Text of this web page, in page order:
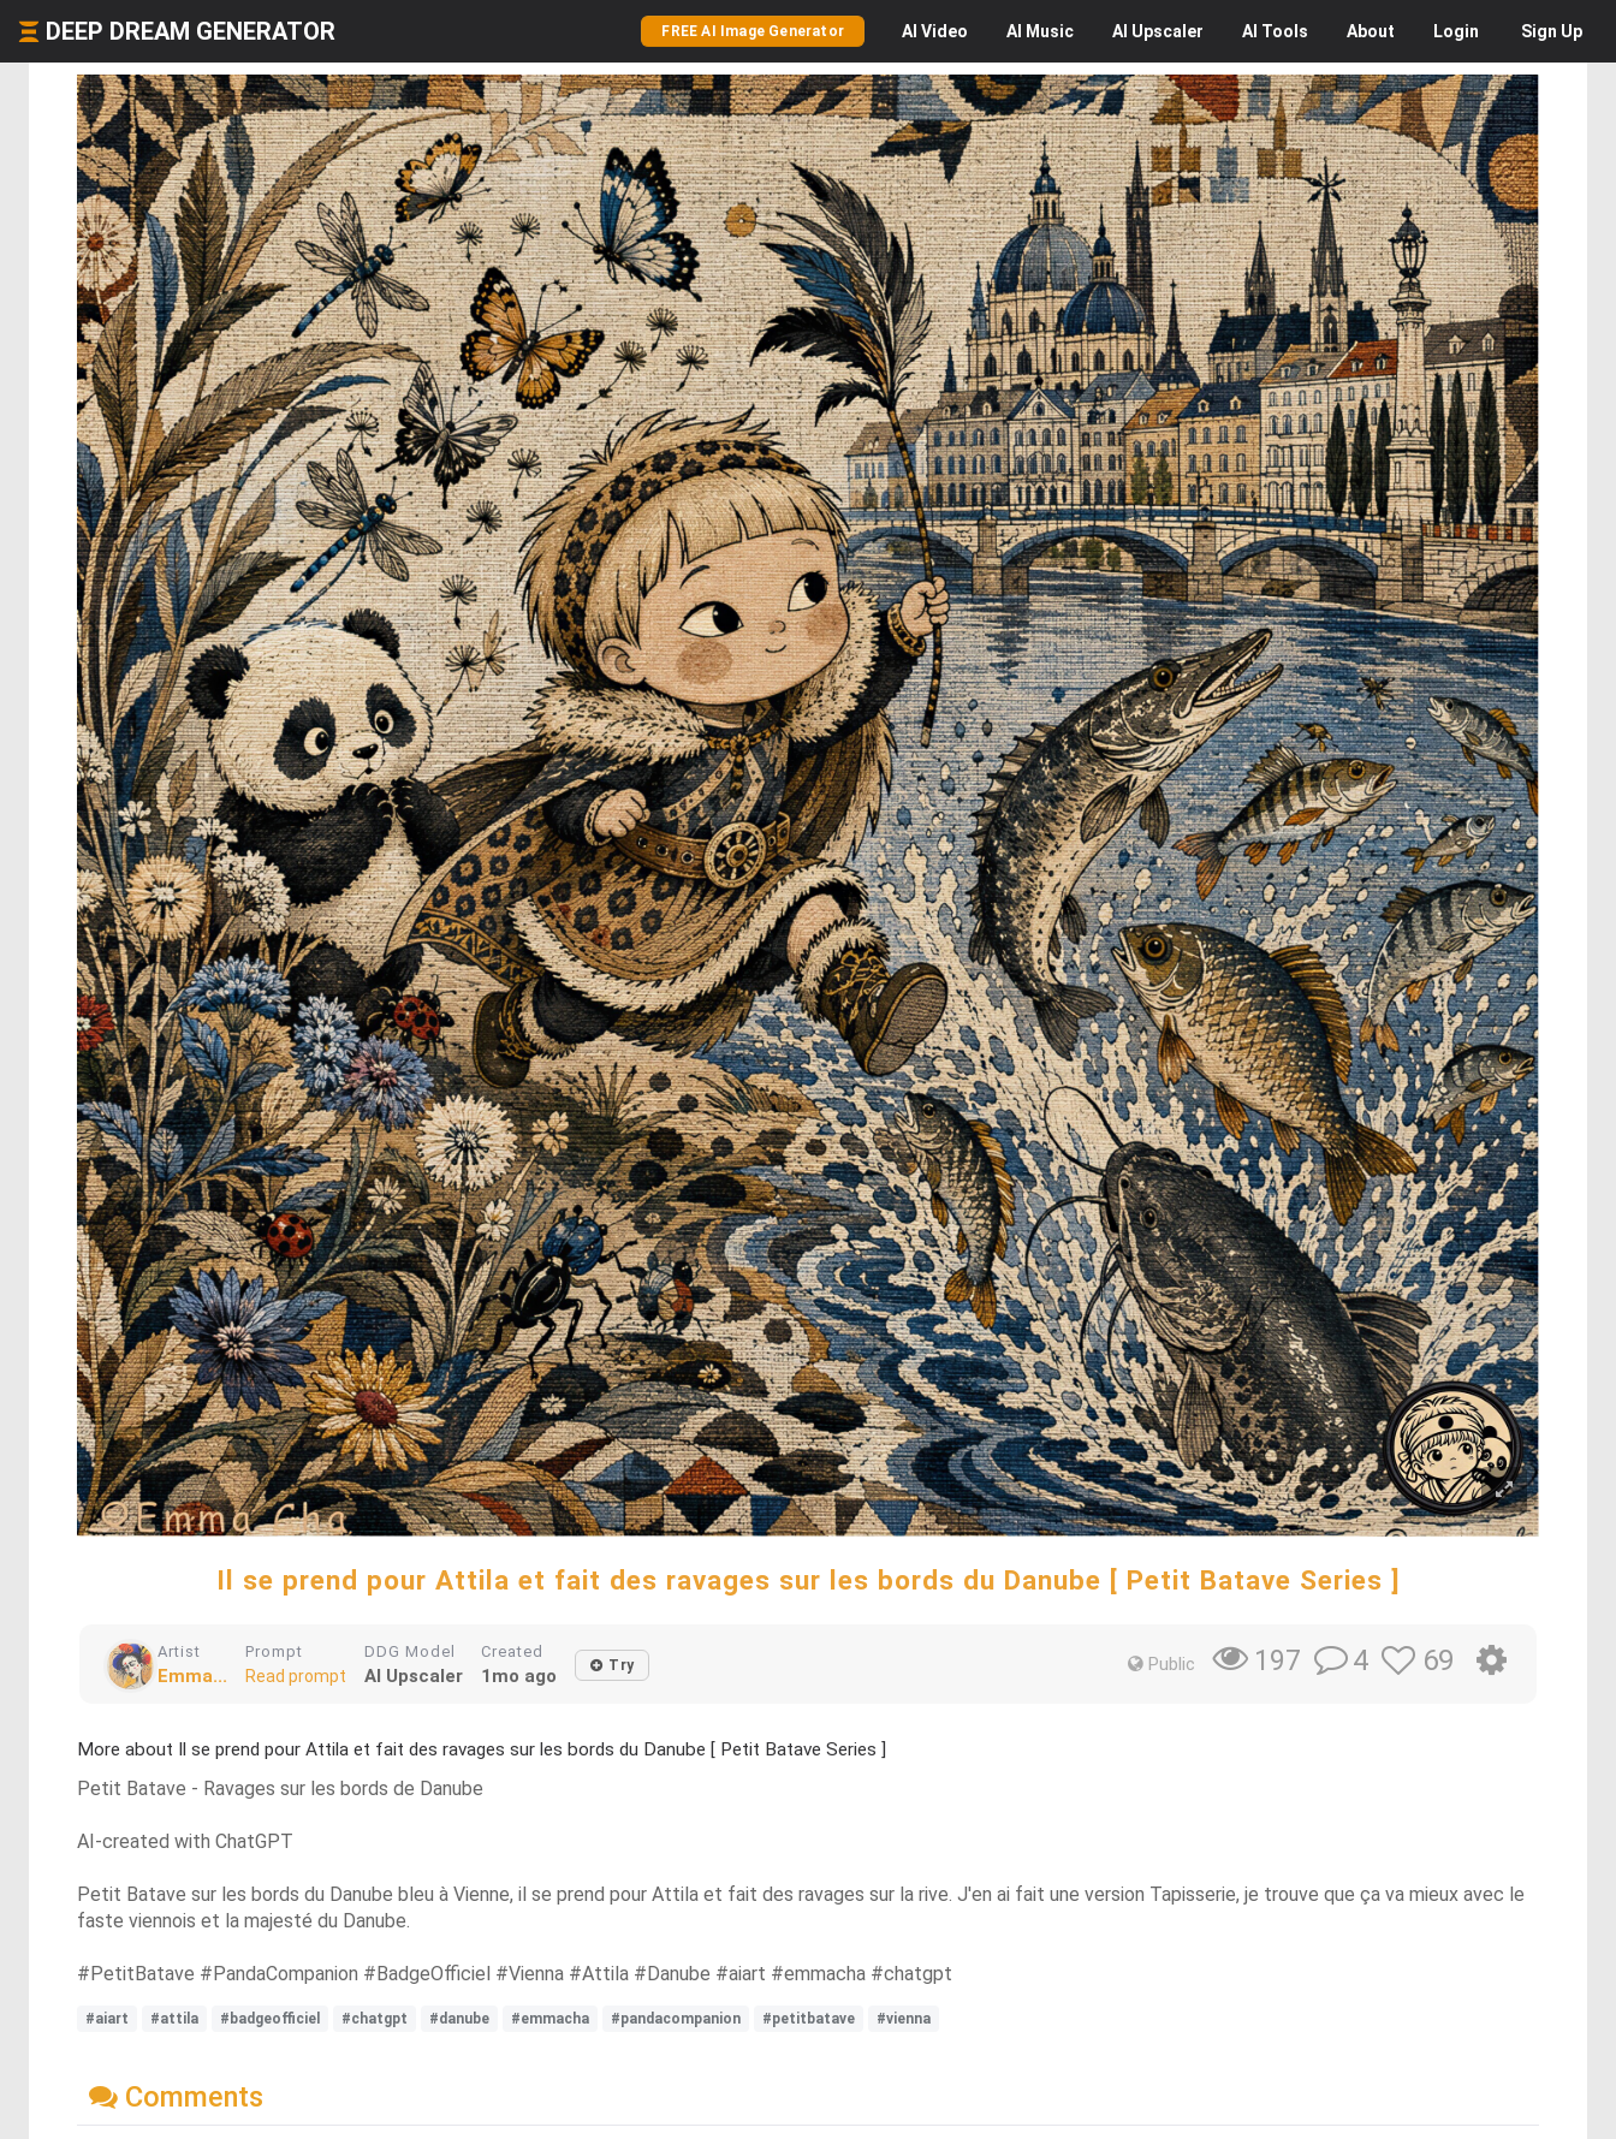
DEEP DREAM GENERATOR FREE AI Image Generator AI Video AI Music AI Upscaler AI Tools About Login Sign Up
Il se prend pour Attila et fait des ravages sur les bords du Danube [ Petit Batave Series ]
Artist
Emma...
Prompt
Read prompt
DDG Model
AI Upscaler
Created
1mo ago Try Public 197 4 69
More about Il se prend pour Attila et fait des ravages sur les bords du Danube [ Petit Batave Series ]
Petit Batave - Ravages sur les bords de Danube
AI-created with ChatGPT
Petit Batave sur les bords du Danube bleu à Vienne, il se prend pour Attila et fait des ravages sur la rive. J'en ai fait une version Tapisserie, je trouve que ça va mieux avec le
faste viennois et la majesté du Danube.
#PetitBatave #PandaCompanion #BadgeOfficiel #Vienna #Attila #Danube #aiart #emmacha #chatgpt
#aiart #attila #badgeofficiel #chatgpt #danube #emmacha #pandacompanion #petitbatave #vienna
Comments